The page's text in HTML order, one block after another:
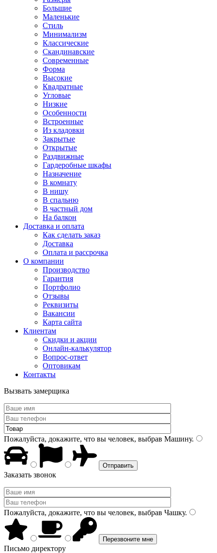
Большие
Маленькие
Стиль
Минимализм
Классические
Скандинавские
Современные
Форма
Высокие
Квадратные
Угловые
Низкие
Особенности
Встроенные
Из кладовки
Закрытые
Открытые
Раздвижные
Гардеробные шкафы
Назначение
В комнату
В нишу
В спальню
В частный дом
На балкон
Доставка и оплата
Как сделать заказ
Доставка
Оплата и рассрочка
О компании
Производство
Гарантия
Портфолио
Отзывы
Реквизиты
Вакансии
Карта сайта
Клиентам
Скидки и акции
Онлайн-калькулятор
Вопрос-ответ
Оптовикам
Контакты
Вызвать замерщика
Пожалуйста, докажите, что вы человек, выбрав Машину.
Заказать звонок
Пожалуйста, докажите, что вы человек, выбрав Чашку.
Письмо директору